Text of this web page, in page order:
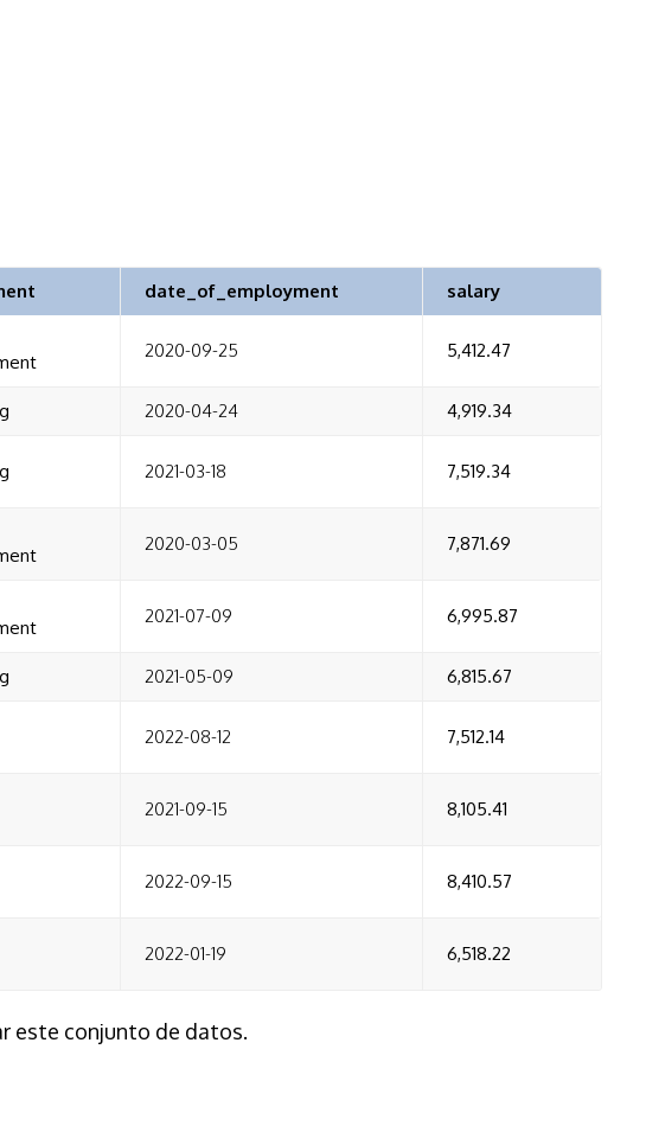
date_of_employment salary
2020-09-25 5,412.47
2020-04-24 4,919.34
2021-03-18 7,519.34
2020-03-05 7,871.69
2021-07-09 6,995.87
2021-05-09 6,815.67
2022-08-12 7,512.14
2021-09-15 8,105.41
2022-09-15 8,410.57
2022-01-19 6,518.22
este conjunto de datos.